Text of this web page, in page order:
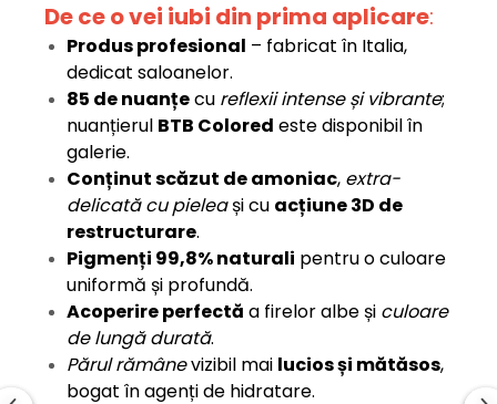
De ce o vei iubi din prima aplicare:
Produs profesional – fabricat în Italia,
dedicat saloanelor.
85 de nuanțecu reflexii intense și vibrante;
nuanțierul BTB Colored este disponibil în
galerie.
Conținut scăzut de amoniac, extra-
delicată cu pieleași cu acțiune 3D de
restructurare.
Pigmenți 99,8% naturali pentru o culoare
uniformă și profundă.
Acoperire perfectă a firelor albe și culoare
de lungă durată.
Părul rămânevizibil mai lucios și mătăsos,
bogat în agenți de hidratare.